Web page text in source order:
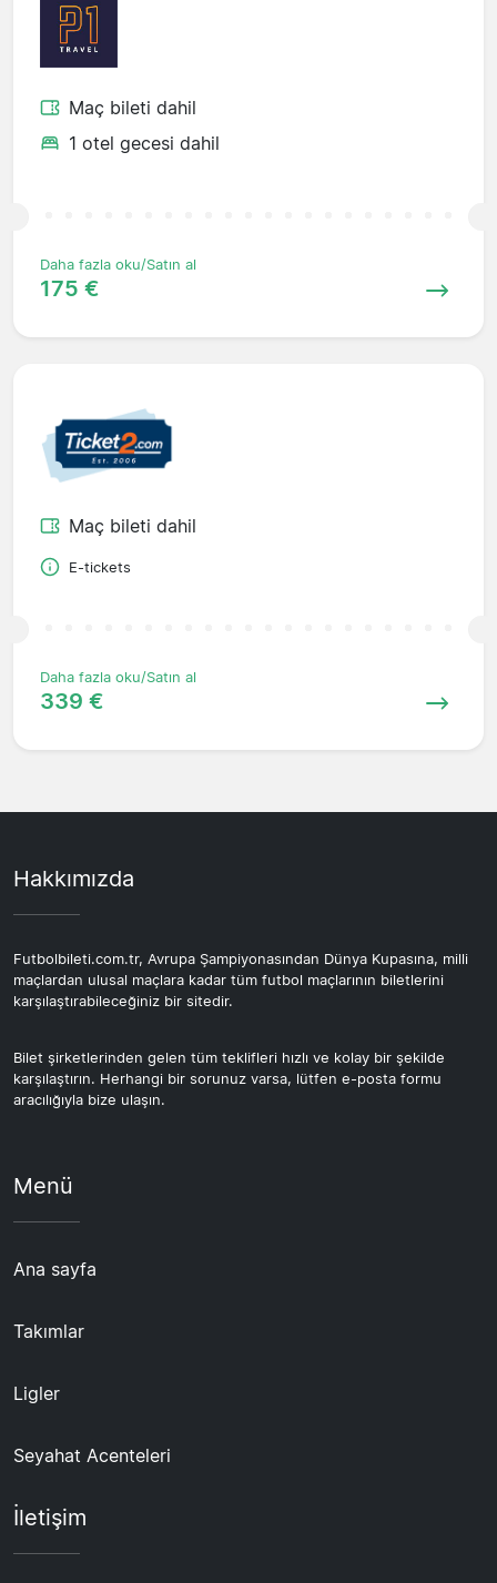
Maç bileti dahil
1 otel gecesi dahil
Daha fazla oku/Satın al
175 €
Maç bileti dahil
E-tickets
Daha fazla oku/Satın al
339 €
Hakkımızda
Futbolbileti.com.tr, Avrupa Şampiyonasından Dünya Kupasına, milli
maçlardan ulusal maçlara kadar tüm futbol maçlarının biletlerini
karşılaştırabileceğiniz bir sitedir.
Bilet şirketlerinden gelen tüm teklifleri hızlı ve kolay bir şekilde
karşılaştırın. Herhangi bir sorunuz varsa, lütfen e-posta formu
aracılığıyla bize ulaşın.
Menü
Ana sayfa
Takımlar
Ligler
Seyahat Acenteleri
İletişim